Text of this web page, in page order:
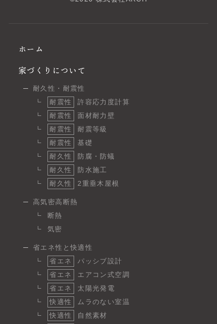
ホーム
家づくりについて
耐久性・耐震性
耐震性
許容応力度計算
耐震性
面材耐力壁
耐震性
耐震等級
耐震性
基礎
耐久性
防腐・防蟻
耐久性
防水施工
耐久性
2重垂木屋根
高気密高断熱
断熱
気密
省エネ性と快適性
省エネ
パッシブ設計
省エネ
エアコン式空調
省エネ
太陽光発電
快適性
ムラのない室温
快適性
自然素材